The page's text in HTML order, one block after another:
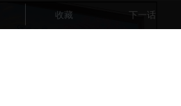
收藏 下一话